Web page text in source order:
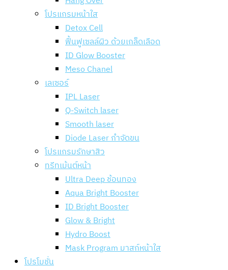
โปรแกรมหน้าใส
Detox Cell
ฟื้นฟูเซลล์ผิว ด้วยเกล็ดเลือด
ID Glow Booster
Meso Chanel
เลเซอร์
IPL Laser
Q-Switch laser
Smooth laser
Diode Laser กำจัดขน
โปรแกรมรักษาสิว
ทรีทเม้นต์หน้า
Ultra Deep ช้อนทอง
Aqua Bright Booster
ID Bright Booster
Glow & Bright
Hydro Boost
Mask Program มาสก์หน้าใส
โปรโมชั่น